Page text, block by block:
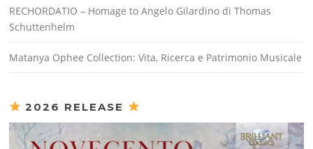
RECHORDATIO – Homage to Angelo Gilardino di Thomas
Schuttenhelm
Matanya Ophee Collection: Vita, Ricerca e Patrimonio Musicale
2026 RELEASE